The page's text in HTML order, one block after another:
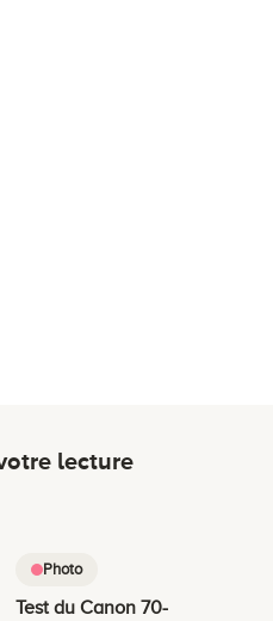
lecture
Photo
Test du Canon 70-